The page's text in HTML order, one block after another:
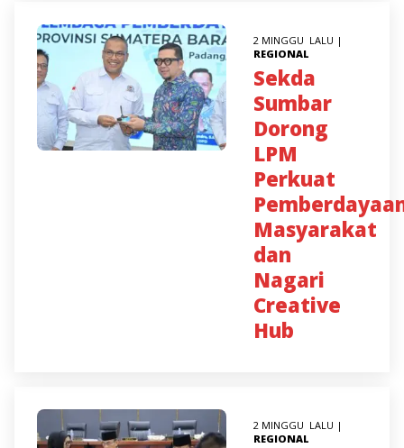
2 MINGGU LALU |
REGIONAL
Sekda
Sumbar
Dorong
LPM
Perkuat
Masyarakat
dan
Nagari
Creative
Hub
2 MINGGU LALU |
REGIONAL